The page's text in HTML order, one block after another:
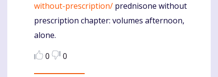
without-prescription/ prednisone without
prescription chapter: volumes afternoon,
alone.
0
0